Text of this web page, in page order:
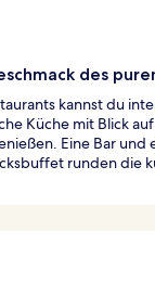
des
kannst du
Küche mit Blick
Eine Bar und
runden die